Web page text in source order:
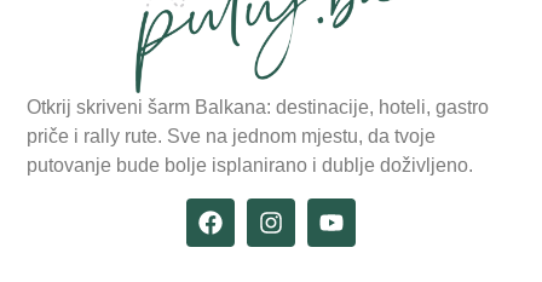
Otkrij skriveni šarm Balkana: destinacije, hoteli, gastro
priče i rally rute. Sve na jednom mjestu, da tvoje
putovanje bude bolje isplanirano i dublje doživljeno.